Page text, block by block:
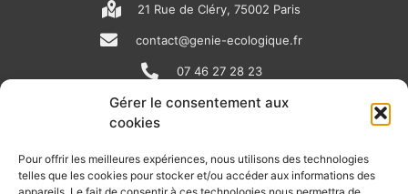
Gérer le consentement aux
cookies
Pour offrir les meilleures expériences, nous utilisons des technologies
telles que les cookies pour stocker et/ou accéder aux informations des
21 Rue de Cléry, 75002 Paris
contact@genie-ecologique.fr
07 46 27 28 23
N
e
i
o